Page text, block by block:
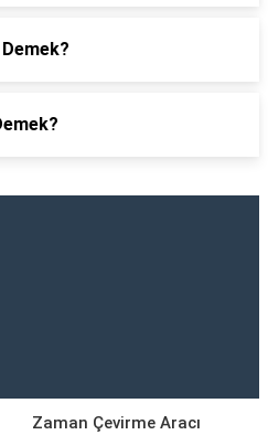
Zaman Çevirme Aracı